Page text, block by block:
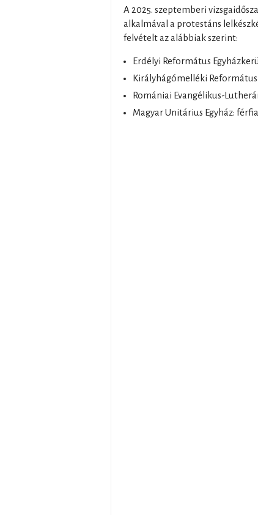
A 2025. szeptemberi
alkalmával a protestáns
felvételt az alábbiak szerint:
Erdélyi Református
Királyhágómelléki
Romániai Evangélikus-
Magyar Unitárius Egyház: